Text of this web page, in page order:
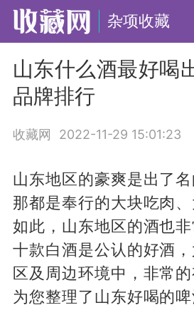
杂项收藏
山东什么酒最好喝
品牌排行
收藏网 2022-11-29 15:01:23
山东地区的豪爽是出了名
那都是奉行的大块吃肉
如此，山东地区的酒也
十款白酒是公认的好酒
区及周边环境中，非常
为您整理了山东好喝的